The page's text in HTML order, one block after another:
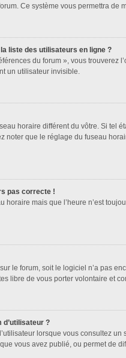
Ce système vous permettra de
liste des utilisateurs en ligne ?
du forum », vous
un utilisateur invisible.
horaire différent du vôtre. Si
noter que le réglage du fuseau
pas correcte !
horaire mais que l’heure n’est
le forum, soit le logiciel n’a pas
libre de vous porter volontaire et
d’utilisateur ?
lorsque vous consultez
vous avez publié, ou permet de